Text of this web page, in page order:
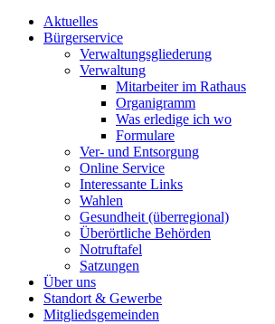
Aktuelles
Bürgerservice
Verwaltungsgliederung
Verwaltung
Mitarbeiter im Rathaus
Organigramm
Was erledige ich wo
Formulare
Ver- und Entsorgung
Online Service
Interessante Links
Wahlen
Gesundheit (überregional)
Überörtliche Behörden
Notruftafel
Satzungen
Über uns
Standort & Gewerbe
Mitgliedsgemeinden